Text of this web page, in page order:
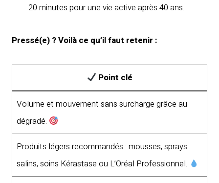
20 minutes pour une vie active après 40 ans.
Pressé(e) ? Voilà ce qu’il faut retenir :
Point clé
Volume et mouvement sans surcharge grâce au
dégradé.
Produits légers recommandés : mousses, sprays
salins, soins Kérastase ou L’Oréal Professionnel.